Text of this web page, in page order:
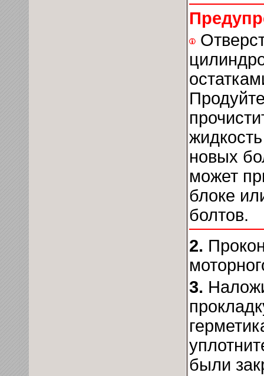
новых
может
блоке
болтов.
2.
3.
были